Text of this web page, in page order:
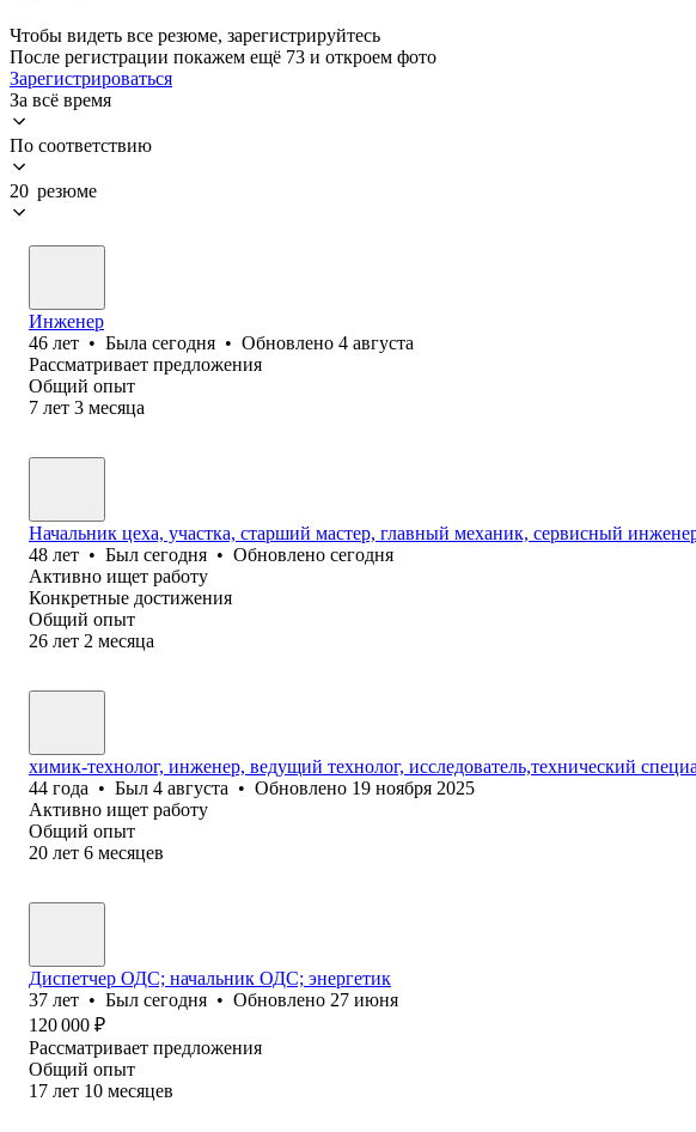
Чтобы видеть все резюме, зарегистрируйтесь
После регистрации покажем ещё 73 и откроем фото
Зарегистрироваться
За всё время
По соответствию
20 резюме
Инженер
46 лет • Была сегодня • Обновлено 4 августа
Рассматривает предложения
Общий опыт
7 лет 3 месяца
Начальник цеха, участка, старший мастер, главный механик, сервисный
48 лет • Был сегодня • Обновлено сегодня
Активно ищет работу
Конкретные достижения
Общий опыт
26 лет 2 месяца
химик-технолог, инженер, ведущий технолог, исследователь,технический
44 года • Был 4 августа • Обновлено 19 ноября 2025
Активно ищет работу
Общий опыт
20 лет 6 месяцев
Диспетчер ОДС; начальник ОДС; энергетик
37 лет • Был сегодня • Обновлено 27 июня
120 000 ₽
Рассматривает предложения
Общий опыт
17 лет 10 месяцев